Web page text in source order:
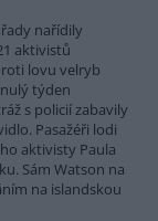
nařídily
aktivistů
lovu velryb
týden
s policií zabavily
Pasažéři lodi
aktivisty Paula
Sám Watson na
na islandskou